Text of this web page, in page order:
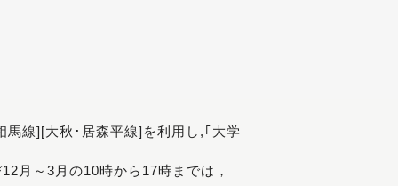
線][大秋･居森平線]を利用し,｢大学
月～3月の10時から17時までは，